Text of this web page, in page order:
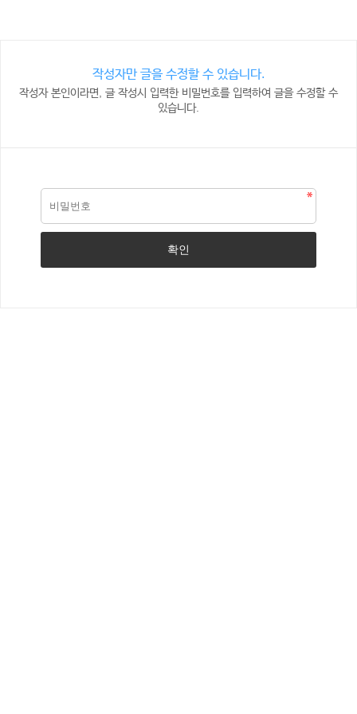
작성자만 글을 수정할 수 있습니다.
작성자 본인이라면, 글 작성시 입력한 비밀번호를 입력하여 글을 수정할 수
있습니다.